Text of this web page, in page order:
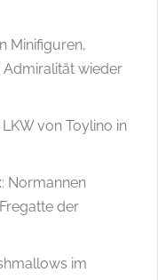
Minifiguren,
wieder
von Toylino in
Normannen
der
im